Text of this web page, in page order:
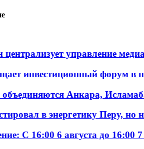
управление
инвестиционный форум в
Анкара,
в энергетику Перу, но
С 16:00 6 августа до 16:00 7